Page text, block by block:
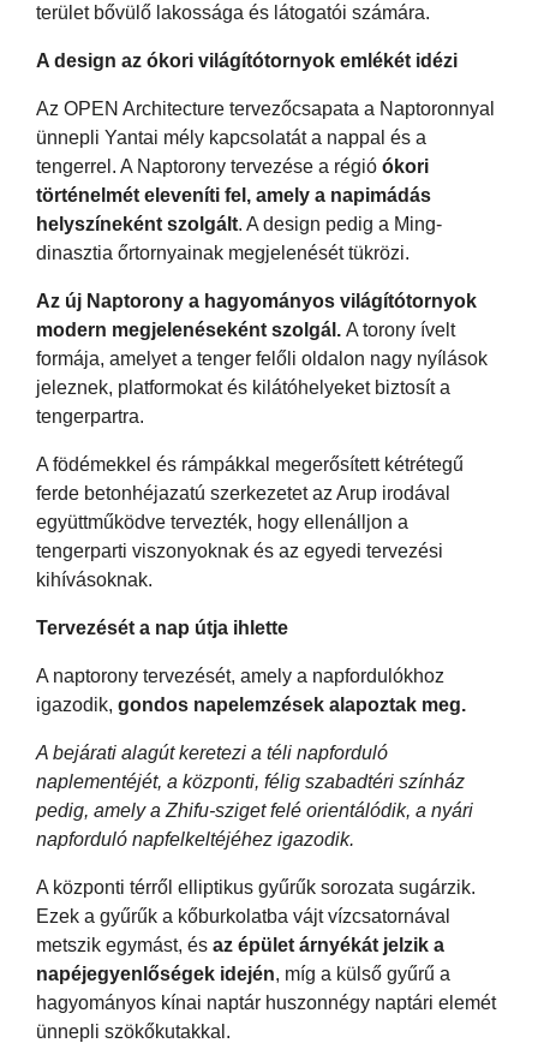
terület bővülő lakossága és látogatói számára.
A design az ókori világítótornyok emlékét idézi
Az OPEN Architecture tervezőcsapata a Naptoronnyal
ünnepli Yantai mély kapcsolatát a nappal és a
tengerrel. A Naptorony tervezése a régió ókori
történelmét eleveníti fel, amely a napimádás
helyszíneként szolgált. A design pedig a Ming-
dinasztia őrtornyainak megjelenését tükrözi.
Az új Naptorony a hagyományos világítótornyok
modern megjelenéseként szolgál. A torony ívelt
formája, amelyet a tenger felőli oldalon nagy nyílások
jeleznek, platformokat és kilátóhelyeket biztosít a
tengerpartra.
A födémekkel és rámpákkal megerősített kétrétegű
ferde betonhéjazatú szerkezetet az Arup irodával
együttműködve tervezték, hogy ellenálljon a
tengerparti viszonyoknak és az egyedi tervezési
kihívásoknak.
Tervezését a nap útja ihlette
A naptorony tervezését, amely a napfordulókhoz
igazodik, gondos napelemzések alapoztak meg.
A bejárati alagút keretezi a téli napforduló
naplementéjét, a központi, félig szabadtéri színház
pedig, amely a Zhifu-sziget felé orientálódik, a nyári
napforduló napfelkeltéjéhez igazodik.
A központi térről elliptikus gyűrűk sorozata sugárzik.
Ezek a gyűrűk a kőburkolatba vájt vízcsatornával
metszik egymást, és az épület árnyékát jelzik a
napéjegyenlőségek idején, míg a külső gyűrű a
hagyományos kínai naptár huszonnégy naptári elemét
ünnepli szökőkutakkal.